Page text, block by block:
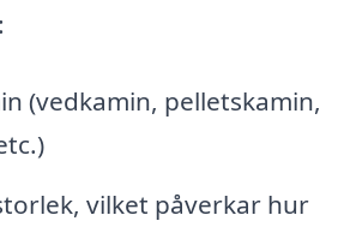
(vedkamin, pelletskamin,
vilket påverkar hur